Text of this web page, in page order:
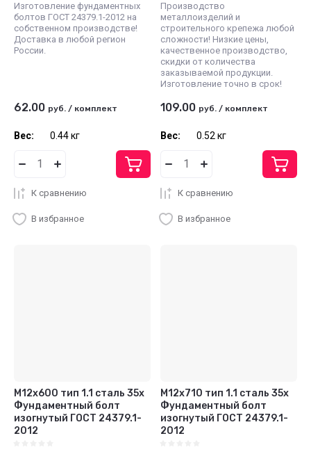
Изготовление фундаментных
болтов ГОСТ 24379.1-2012 на
собственном производстве!
Доставка в любой регион
России.
62.00 руб. / комплект
Вес: 0.44 кг
К сравнению
В избранное
Производство
металлоизделий и
строительного крепежа любой
сложности! Низкие цены,
качественное производство,
скидки от количества
заказываемой продукции.
Изготовление точно в срок!
109.00 руб. / комплект
Вес: 0.52 кг
К сравнению
В избранное
М12х600 тип 1.1 сталь 35х
Фундаментный болт
изогнутый ГОСТ 24379.1-
2012
М12х710 тип 1.1 сталь 35х
Фундаментный болт
изогнутый ГОСТ 24379.1-
2012